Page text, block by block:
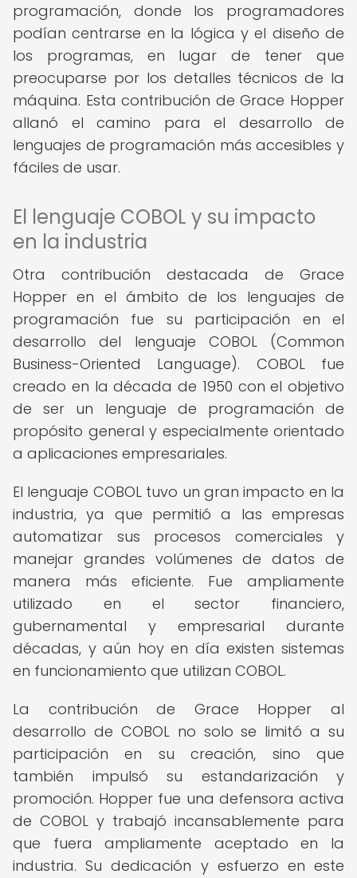
programación, donde los programadores
podían centrarse en la lógica y el diseño de
los programas, en lugar de tener que
preocuparse por los detalles técnicos de la
máquina. Esta contribución de Grace Hopper
allanó el camino para el desarrollo de
lenguajes de programación más accesibles y
fáciles de usar.
El lenguaje COBOL y su impacto
en la industria
Otra contribución destacada de Grace
Hopper en el ámbito de los lenguajes de
programación fue su participación en el
desarrollo del lenguaje COBOL (Common
Business-Oriented Language). COBOL fue
creado en la década de 1950 con el objetivo
de ser un lenguaje de programación de
propósito general y especialmente orientado
a aplicaciones empresariales.
El lenguaje COBOL tuvo un gran impacto en la
industria, ya que permitió a las empresas
automatizar sus procesos comerciales y
manejar grandes volúmenes de datos de
manera más eficiente. Fue ampliamente
utilizado en el sector financiero,
gubernamental y empresarial durante
décadas, y aún hoy en día existen sistemas
en funcionamiento que utilizan COBOL.
La contribución de Grace Hopper al
desarrollo de COBOL no solo se limitó a su
participación en su creación, sino que
también impulsó su estandarización y
promoción. Hopper fue una defensora activa
de COBOL y trabajó incansablemente para
que fuera ampliamente aceptado en la
industria. Su dedicación y esfuerzo en este